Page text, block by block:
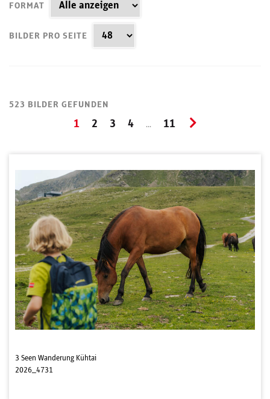
FORMAT
BILDER PRO SEITE
523 BILDER GEFUNDEN
1 2 3 4 ... 11
3 Seen Wanderung Kühtai
2026_4731